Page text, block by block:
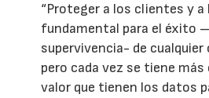
“Proteger a los clientes y a
fundamental para el éxito
supervivencia- de cualquier
pero cada vez se tiene más
valor que tienen los datos